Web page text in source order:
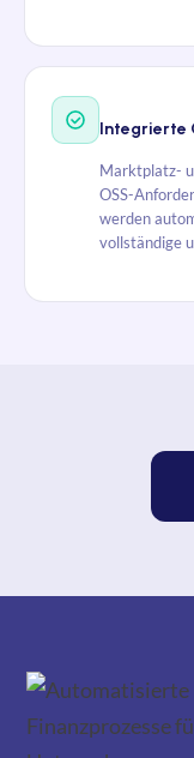
Integrierte
Marktplatz-
OSS-
werden
vollständige